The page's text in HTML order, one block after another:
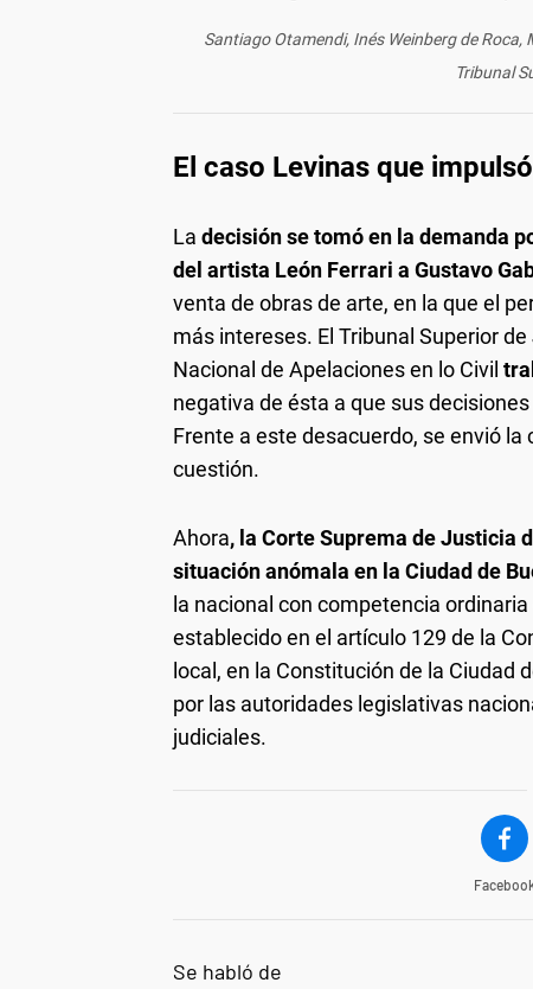
Santiago Otamendi, Inés Weinberg de
Tribunal
El caso Levinas que
La decisión se tomó en la demanda
del artista León Ferrari a Gustavo
venta de obras de arte, en la que el
más intereses. El Tribunal Superior
Nacional de Apelaciones en lo Civil
negativa de ésta a que sus
Frente a este desacuerdo, se envió
cuestión.
Ahora, la Corte Suprema de Justicia
situación anómala en la Ciudad de
la nacional con competencia
establecido en el artículo 129 de la
local, en la Constitución de la Ciudad
por las autoridades legislativas
judiciales.
Se habló de